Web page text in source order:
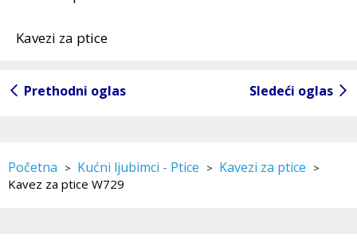
Kavezi za ptice
Prethodni oglas Sledeći oglas
Početna > Kućni ljubimci - Ptice > Kavezi za ptice >
Kavez za ptice W729